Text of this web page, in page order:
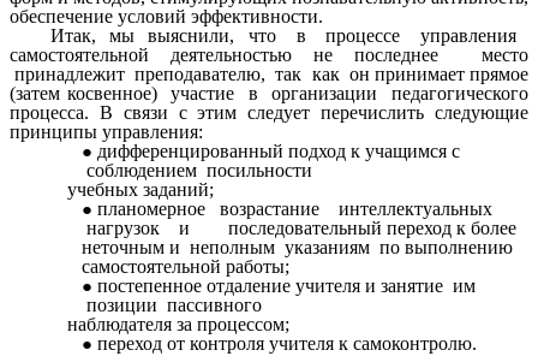
обеспечение условий эффективности.
Итак, мы выяснили, что в процессе управления
самостоятельной деятельностью не последнее место
принадлежит преподавателю, так как он принимает прямое
(затем косвенное) участие в организации педагогического
процесса. В связи с этим следует перечислить следующие
принципы управления:
дифференцированный подход к учащимся с
соблюдением посильности
учебных заданий;
планомерное возрастание интеллектуальных
нагрузок и последовательный переход к более
неточным и неполным указаниям по выполнению
самостоятельной работы;
постепенное отдаление учителя и занятие им
позиции пассивного
наблюдателя за процессом;
переход от контроля учителя к самоконтролю.